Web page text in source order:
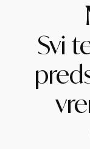
Svi